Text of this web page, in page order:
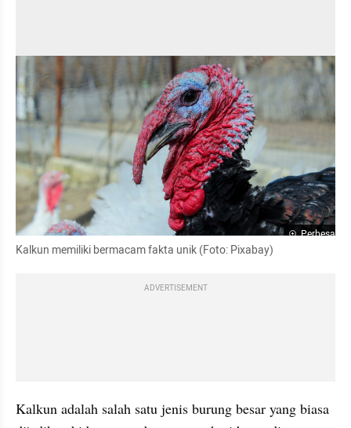
Perbesar
Kalkun memiliki bermacam fakta unik (Foto: Pixabay)
ADVERTISEMENT
Kalkun adalah salah satu jenis burung besar yang biasa